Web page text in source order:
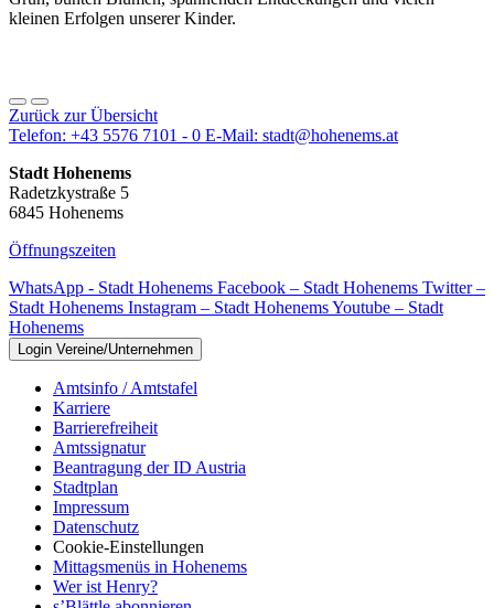
kleinen Erfolgen unserer Kinder.
Zurück zur Übersicht
Telefon: +43 5576 7101 - 0 E-Mail: stadt@hohenems.at
Stadt Hohenems
Radetzkystraße 5
6845 Hohenems
Öffnungszeiten
WhatsApp - Stadt Hohenems Facebook – Stadt Hohenems Twitter –
Stadt Hohenems Instagram – Stadt HohenemsYoutube – Stadt
Hohenems
Login Vereine/Unternehmen
Amtsinfo / Amtstafel
Karriere
Barrierefreiheit
Amtssignatur
Beantragung der ID Austria
Stadtplan
Impressum
Datenschutz
Cookie-Einstellungen
Mittagsmenüs in Hohenems
Wer ist Henry?